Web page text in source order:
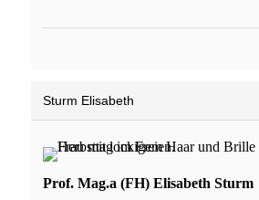
Sturm Elisabeth
Prof. Mag.a (FH) Elisabeth Sturm